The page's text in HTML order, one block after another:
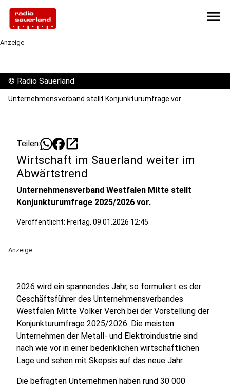
menu
Anzeige
© Radio Sauerland
Unternehmensverband stellt Konjunkturumfrage vor
Teilen: open_in_new
Wirtschaft im Sauerland weiter im
Abwärtstrend
Unternehmensverband Westfalen Mitte stellt
Konjunkturumfrage 2025/2026 vor.
Veröffentlicht: Freitag, 09.01.2026 12:45
Anzeige
2026 wird ein spannendes Jahr, so formuliert es der
Geschäftsführer des Unternehmensverbandes
Westfalen Mitte Volker Verch bei der Vorstellung der
Konjunkturumfrage 2025/2026. Die meisten
Unternehmen der Metall- und Elektroindustrie sind
nach wie vor in einer bedenklichen wirtschaftlichen
Lage und sehen mit Skepsis auf das neue Jahr.
Die befragten Unternehmen haben rund 30 000